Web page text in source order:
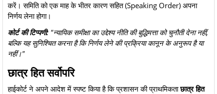
करें। समिति को एक माह के भीतर कारण सहित (Speaking Order) अपना
निर्णय लेना होगा।
कोर्ट की टिप्पणी: "न्यायिक समीक्षा का उद्देश्य नीति की बुद्धिमत्ता को चुनौती देना नहीं,
बल्कि यह सुनिश्चित करना है कि निर्णय लेने की प्रक्रिया कानून के अनुरूप है या
नहीं।"
​छात्र हित सर्वोपरि
​हाईकोर्ट ने अपने आदेश में स्पष्ट किया है कि प्रशासन की प्राथमिकताछात्र हित